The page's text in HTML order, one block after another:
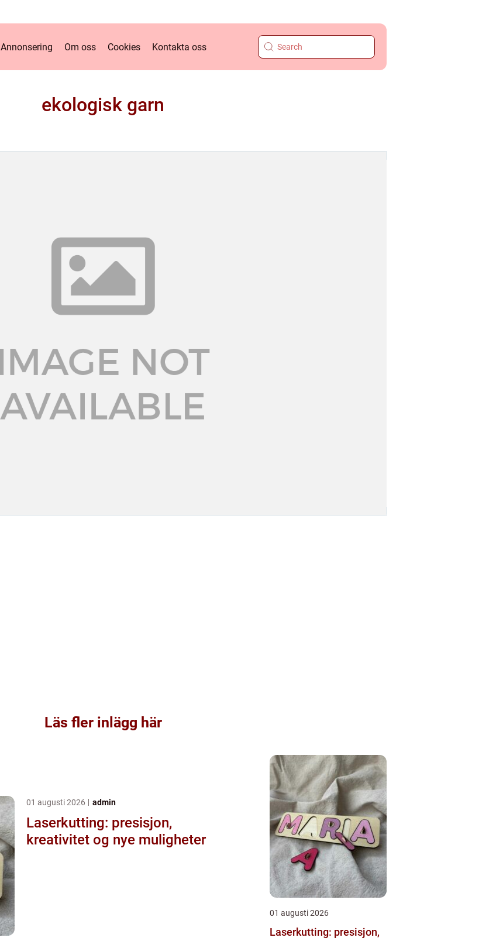
Annonsering Om oss Cookies Kontakta oss
ekologisk garn
Läs fler inlägg här
01 augusti 2026 admin
Laserkutting: presisjon,
kreativitet og nye muligheter
01 augusti 2026
Laserkutting: presisjon,